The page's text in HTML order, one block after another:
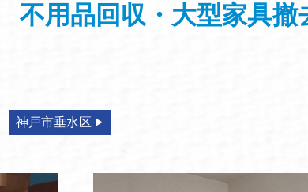
不用品回収・大型家具撤
神戸市垂水区